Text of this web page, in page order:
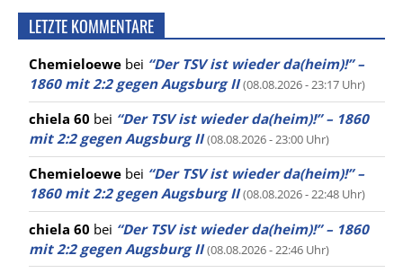
LETZTE KOMMENTARE
Chemieloewe bei “Der TSV ist wieder da(heim)!” –
1860 mit 2:2 gegen Augsburg II (08.08.2026 - 23:17 Uhr)
chiela 60 bei “Der TSV ist wieder da(heim)!” – 1860
mit 2:2 gegen Augsburg II (08.08.2026 - 23:00 Uhr)
Chemieloewe bei “Der TSV ist wieder da(heim)!” –
1860 mit 2:2 gegen Augsburg II (08.08.2026 - 22:48 Uhr)
chiela 60 bei “Der TSV ist wieder da(heim)!” – 1860
mit 2:2 gegen Augsburg II (08.08.2026 - 22:46 Uhr)